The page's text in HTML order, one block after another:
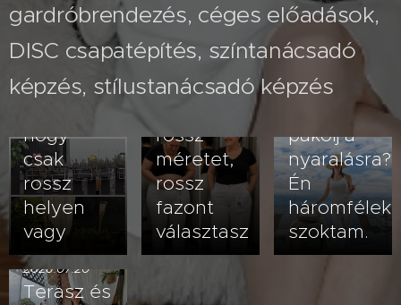
gardróbrendezés, céges előadások,
DISC csapatépítés, színtanácsadó
képzés, stílustanácsadó képzés
2026.08.03
Nem
veled van
hogy
csak
rossz
helyen
vagy
2026.07.26
A fehér
nadrág
kövérít –
rossz
méretet,
rossz
fazont
választasz
2026.07.23
Hogyan
pakolj a
nyaralásra?
Én
szoktam.
2026.07.20
Terasz és